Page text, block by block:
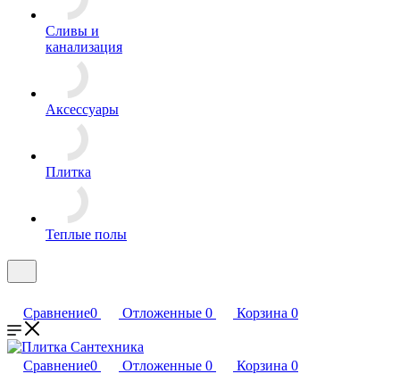
Сливы и
канализация
Аксессуары
Плитка
Теплые полы
Сравнение0 Отложенные 0 Корзина 0
Сравнение0 Отложенные 0 Корзина 0